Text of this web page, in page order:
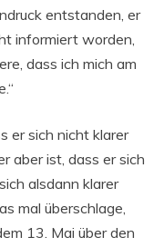
entstanden, er
informiert worden,
dass ich mich am
er sich nicht klarer
aber ist, dass er sich
alsdann klarer
mal überschlage,
13. Mai über den